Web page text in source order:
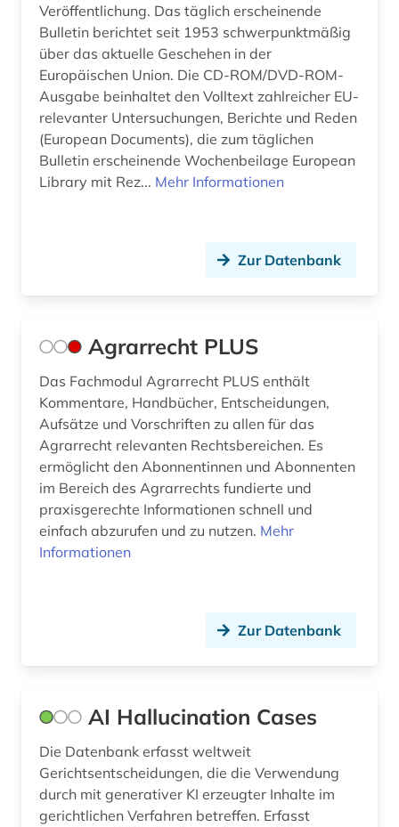
covid-19 (2)
datanbank (1)
daten (2)
datenanalyse (1)
datenauswertung (1)
datensammlung (1)
datenverarbeitung (1)
datenwirtschaft (1)
ddr (1)
debatte (1)
demographie (2)
deutsche philologie (1)
deutsches sprachgebiet (2)
deutschland (301)
Veröffentlichung. Das täglich erscheinende
Bulletin berichtet seit 1953 schwerpunktmäßig
über das aktuelle Geschehen in der
Europäischen Union. Die CD-ROM/DVD-ROM-
Ausgabe beinhaltet den Volltext zahlreicher EU-
relevanter Untersuchungen, Berichte und Reden
(European Documents), die zum täglichen
Bulletin erscheinende Wochenbeilage European
Library mit Rez... Mehr Informationen
Zur Datenbank
Agrarrecht PLUS
Das Fachmodul Agrarrecht PLUS enthält
Kommentare, Handbücher, Entscheidungen,
Aufsätze und Vorschriften zu allen für das
Agrarrecht relevanten Rechtsbereichen. Es
ermöglicht den Abonnentinnen und Abonnenten
im Bereich des Agrarrechts fundierte und
praxisgerechte Informationen schnell und
einfach abzurufen und zu nutzen. Mehr
Informationen
Zur Datenbank
AI Hallucination Cases
Die Datenbank erfasst weltweit
Gerichtsentscheidungen, die die Verwendung
durch mit generativer KI erzeugter Inhalte im
gerichtlichen Verfahren betreffen. Erfasst